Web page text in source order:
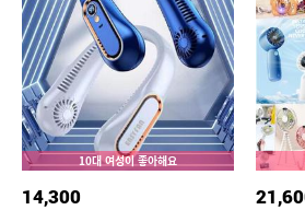
10대 여성이 좋아해요
14,300